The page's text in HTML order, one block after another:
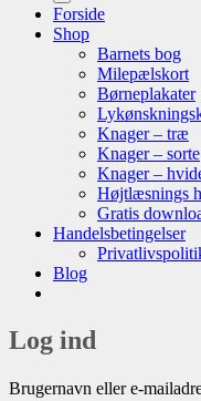
Forside
Shop
Barnets bog
Milepælskort
Børneplakater
Knager – træ
Knager – sorte
Knager –
Højtlæsnings
Gratis
Handelsbetingelser
Blog
Log ind
Brugernavn eller e-